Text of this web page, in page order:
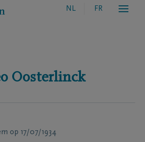
NL FR
Oosterlinck
op 17/07/1934